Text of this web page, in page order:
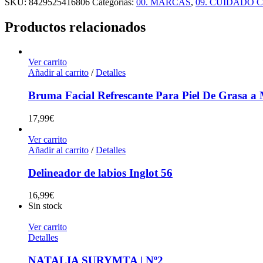
Productos relacionados
Ver carrito
Añadir al carrito / Detalles
Bruma Facial Refrescante Para Piel De Grasa a
17,99€
Ver carrito
Añadir al carrito / Detalles
Delineador de labios Inglot 56
16,99€
Sin stock
Ver carrito
Detalles
NATALIA SURYMTA | Nº2